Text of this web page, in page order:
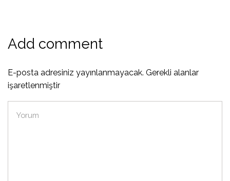
Add comment
E-posta adresiniz yayınlanmayacak. Gerekli alanlar
işaretlenmiştir